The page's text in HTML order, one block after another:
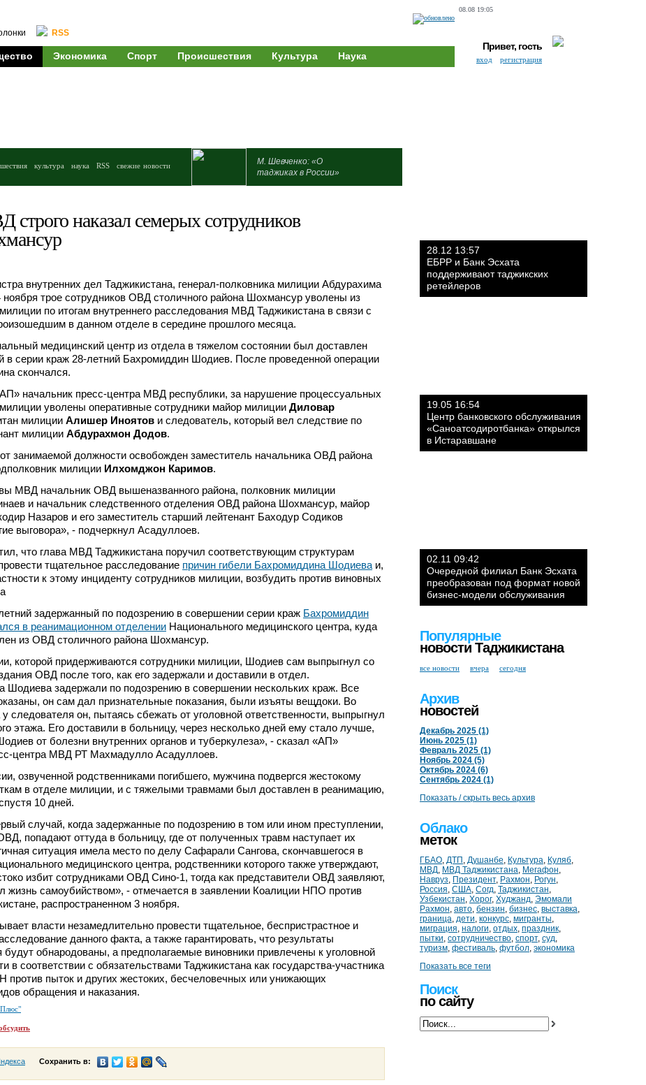
08.08 19:05
RSS
Экономика Спорт Происшествия Культура Наука
Привет, гость
вход регистрация
культура наука RSS свежие новости
М. Шевченко: «О
таджиках в России»
строго наказал семерых сотрудников
внутренних дел Таджикистана, генерал-полковника милиции Абдурахима
ноября трое сотрудников ОВД столичного района Шохмансур уволены из
по итогам внутреннего расследования МВД Таджикистана в связи с
в данном отделе в середине прошлого месяца.
медицинский центр из отдела в тяжелом состоянии был доставлен
в серии краж 28-летний Бахромиддин Шодиев. После проведенной операции
скончался.
начальник пресс-центра МВД республики, за нарушение процессуальных
уволены оперативные сотрудники майор милиции Диловар
милиции Алишер Иноятов и следователь, который вел следствие по
милиции Абдурахмон Додов.
занимаемой должности освобожден заместитель начальника ОВД района
милиции Илхомджон Каримов.
МВД начальник ОВД вышеназванного района, полковник милиции
и начальник следственного отделения ОВД района Шохмансур, майор
Назаров и его заместитель старший лейтенант Баходур Содиков
выговора», - подчеркнул Асадуллоев.
что глава МВД Таджикистана поручил соответствующим структурам
тщательное расследование причин гибели Бахромиддина Шодиева и,
к этому инциденту сотрудников милиции, возбудить против виновных
задержанный по подозрению в совершении серии краж Бахромиддин
в реанимационном отделении Национального медицинского центра, куда
из ОВД столичного района Шохмансур.
которой придерживаются сотрудники милиции, Шодиев сам выпрыгнул со
ОВД после того, как его задержали и доставили в отдел.
Шодиева задержали по подозрению в совершении нескольких краж. Все
он сам дал признательные показания, были изъяты вещдоки. Во
следователя он, пытаясь сбежать от уголовной ответственности, выпрыгнул
этажа. Его доставили в больницу, через несколько дней ему стало лучше,
от болезни внутренних органов и туберкулеза», - сказал «АП»
центра МВД РТ Махмадулло Асадуллоев.
озвученной родственниками погибшего, мужчина подвергся жестокому
в отделе милиции, и с тяжелыми травмами был доставлен в реанимацию,
10 дней.
случай, когда задержанные по подозрению в том или ином преступлении,
попадают оттуда в больницу, где от полученных травм наступает их
ситуация имела место по делу Сафарали Сангова, скончавшегося в
медицинского центра, родственники которого также утверждают,
избит сотрудниками ОВД Сино-1, тогда как представители ОВД заявляют,
жизнь самоубийством», - отмечается в заявлении Коалиции НПО против
распространенном 3 ноября.
власти незамедлительно провести тщательное, беспристрастное и
данного факта, а также гарантировать, что результаты
будут обнародованы, а предполагаемые виновники привлечены к уголовной
в соответствии с обязательствами Таджикистана как государства-участника
против пыток и других жестоких, бесчеловечных или унижающих
обращения и наказания.
Сохранить в:
28.12 13:57
ЕБРР и Банк Эсхата
поддерживают таджикских
ретейлеров
19.05 16:54
Центр банковского обслуживания
«Саноатсодиротбанка» открылся
в Истаравшане
02.11 09:42
Очередной филиал Банк Эсхата
преобразован под формат новой
бизнес-модели обслуживания
Популярные
новости Таджикистана
все новости вчера сегодня
Архив
новостей
Декабрь 2025 (1)
Июнь 2025 (1)
Февраль 2025 (1)
Ноябрь 2024 (5)
Октябрь 2024 (6)
Сентябрь 2024 (1)
Показать / скрыть весь архив
Облако
меток
ГБАО, ДТП , Душанбе, Культура, Куляб,
МВД, МВД Таджикистана, Мегафон,
Навруз, Президент, Рахмон, Рогун,
Россия, США, Согд, Таджикистан,
Узбекистан, Хорог, Худжанд, Эмомали
Рахмон, авто, бензин, бизнес, выставка,
граница, дети, конкурс, мигранты,
миграция, налоги, отдых, праздник,
пытки, сотрудничество, спорт, суд,
туризм, фестиваль, футбол, экономика
Показать все теги
Поиск
по сайту